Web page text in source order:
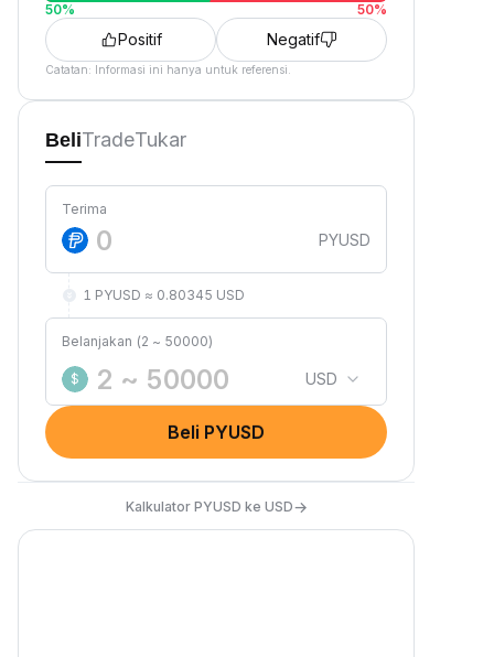
50% 50%
Positif Negatif
Catatan: Informasi ini hanya untuk referensi.
BeliTradeTukar
Terima
PYUSD
1 PYUSD ≈ 0.80345 USD
Belanjakan (2 ~ 50000)
$ USD
Beli PYUSD
Kalkulator PYUSD ke USD→